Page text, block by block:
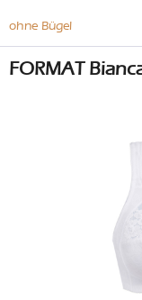
ohne Bügel
FORMAT